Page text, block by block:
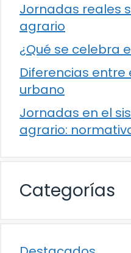
Jornadas reales
agrario
¿Qué se celebra
Diferencias
urbano
Jornadas en el
agrario:
Categorías